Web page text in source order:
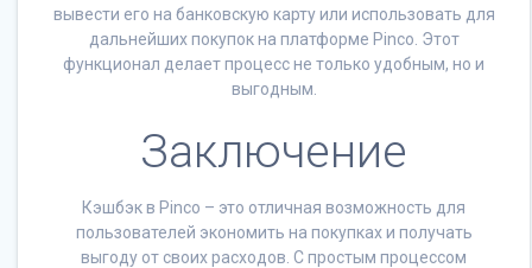
вывести его на банковскую карту или использовать для
дальнейших покупок на платформе Pinco. Этот
функционал делает процесс не только удобным, но и
выгодным.
Заключение
Кэшбэк в Pinco – это отличная возможность для
пользователей экономить на покупках и получать
выгоду от своих расходов. С простым процессом